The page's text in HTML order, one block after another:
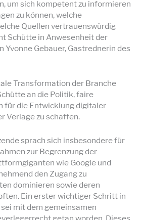
um sich kompetent zu informieren
zu können, welche
Quellen vertrauenswürdig
Schütte in Anwesenheit der
Yvonne Gebauer, Gastrednerin des
Transformation der Branche
an die Politik, faire
für die Entwicklung digitaler
Verlage zu schaffen.
sprach sich insbesondere für
zur Begrenzung der
wie Google und
den Zugang zu
dominieren sowie deren
Ein erster wichtiger Schritt in
mit dem gemeinsamen